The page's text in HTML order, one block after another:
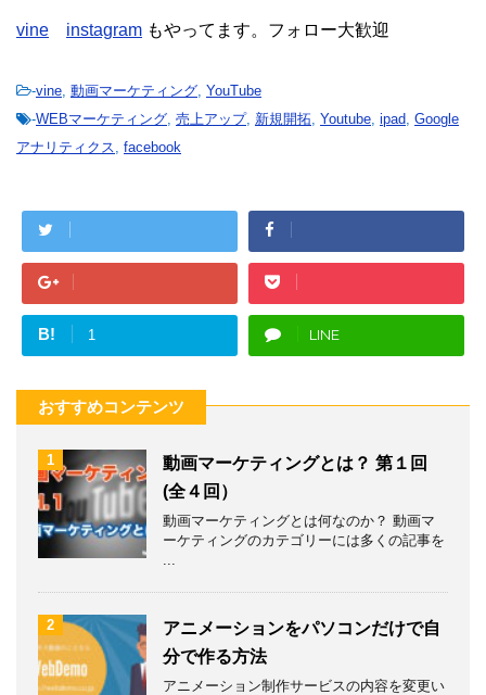
vine instagram もやってます。フォロー大歓迎
-vine 動画マーケティング YouTube
-WEBマーケティング 売上アップ, 新規開拓 Youtube ipad Google
アナリティクス
facebook
B! 1 LINE
おすすめコンテンツ
1
動画マーケティングとは？ 第１回
(全４回）
動画マーケティングとは何なのか？ 動画マ
ーケティングのカテゴリーには多くの記事を
2
アニメーションをパソコンだけで自
分で作る方法
アニメーション制作サービスの内容を変更い